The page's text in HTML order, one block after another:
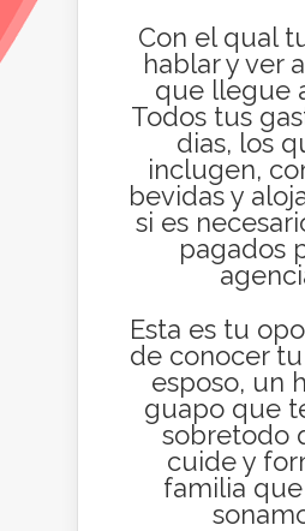
Con el qual
hablar y ver
que llegue
Todos tus
dias, los
inclugen,
bevidas y
si es
pagados
Esta es tu
de conocer
esposo, un
guapo que
sobretodo
cuide y
familia